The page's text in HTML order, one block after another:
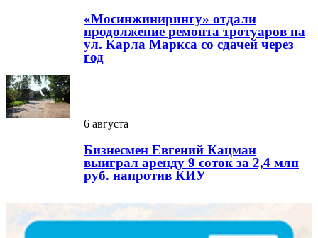
«Мосинжинирингу» отдали
продолжение ремонта тротуаров на
ул. Карла Маркса со сдачей через
год
6 августа
Бизнесмен Евгений Кацман
выиграл аренду 9 соток за 2,4 млн
руб. напротив КИУ